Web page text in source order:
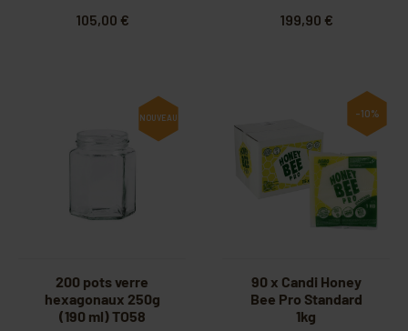
105,00 € 199,90 €
NOUVEAU
200 pots verre
hexagonaux 250g
(190 ml) TO58
-10%
90 x Candi Honey
Bee Pro Standard
1kg